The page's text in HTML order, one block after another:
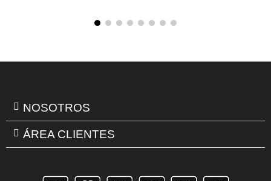
NOSOTROS
ÁREA CLIENTES